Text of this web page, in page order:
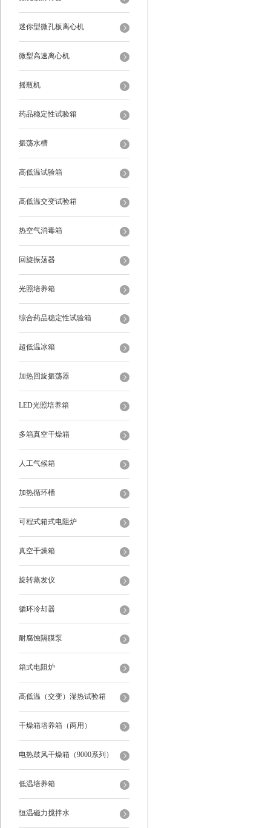
迷你型微孔板离心机
微型高速离心机
摇瓶机
药品稳定性试验箱
振荡水槽
高低温试验箱
高低温交变试验箱
热空气消毒箱
回旋振荡器
光照培养箱
综合药品稳定性试验箱
超低温冰箱
加热回旋振荡器
LED光照培养箱
多箱真空干燥箱
人工气候箱
加热循环槽
可程式箱式电阻炉
真空干燥箱
旋转蒸发仪
循环冷却器
耐腐蚀隔膜泵
箱式电阻炉
高低温（交变）湿热试验箱
干燥箱培养箱（两用）
电热鼓风干燥箱（9000系列）
低温培养箱
恒温磁力搅拌水